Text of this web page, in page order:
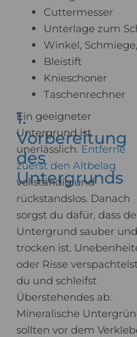
‏Cuttermesser
‏Unterlage zum
Winkel,
‏Bleistift
‏Knieschoner
Taschenrechner
1.
Vorbereitung
des
Untergrunds
Ein geeigneter
Untergrund ist
unerlässlich. Entferne
zuerst den Altbelag
vollständig und
rückstandslos. Danach
sorgst du dafür, dass
Untergrund sauber und
trocken ist.
oder Risse
du und schleifst
Überstehendes ab.
Mineralische
sollten vor dem